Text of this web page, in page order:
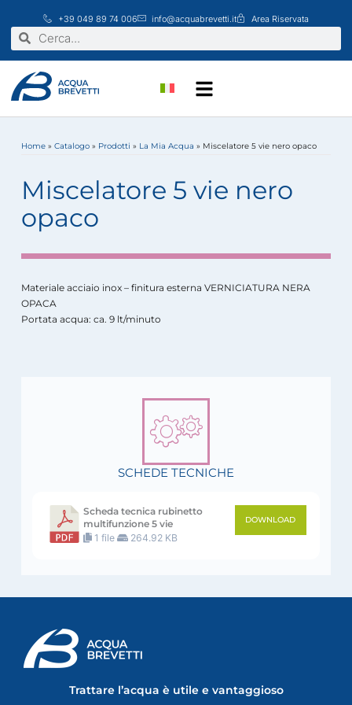
contenuto
+39 049 89 74 006 info@acquabrevetti.it Area Riservata
Cerca Cerca
Home »Catalogo » Prodotti » La Mia Acqua » Miscelatore 5 vie nero opaco
Miscelatore 5 vie nero
opaco
Materiale acciaio inox – finitura esterna VERNICIATURA NERA
OPACA
Portata acqua: ca. 9 lt/minuto
SCHEDE TECNICHE
Scheda tecnica rubinetto
multifunzione 5 vie
1 file
264.92 KB
DOWNLOAD
Trattare l’acqua è utile e vantaggioso